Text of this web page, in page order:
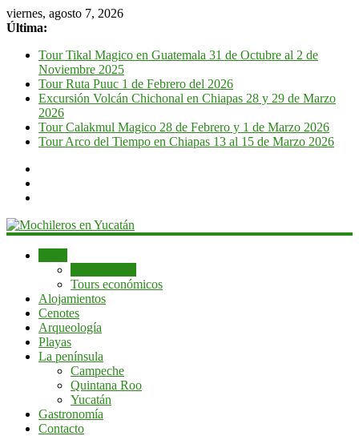
viernes, agosto 7, 2026
Última:
Tour Tikal Magico en Guatemala 31 de Octubre al 2 de
Noviembre 2025
Tour Ruta Puuc 1 de Febrero del 2026
Excursión Volcán Chichonal en Chiapas 28 y 29 de Marzo
2026
Tour Calakmul Magico 28 de Febrero y 1 de Marzo 2026
Tour Arco del Tiempo en Chiapas 13 al 15 de Marzo 2026
Mochileros
Yucatán
Yucatán
Tours económicos
Alojamientos
Cenotes
Arqueología
Playas
La península
Campeche
Quintana Roo
Yucatán
Gastronomía
Contacto